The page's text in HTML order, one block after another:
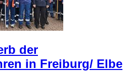
der
in Freiburg/ Elbe